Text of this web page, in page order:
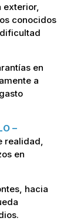
conocidos
en
a
–
realidad,
en
hacia